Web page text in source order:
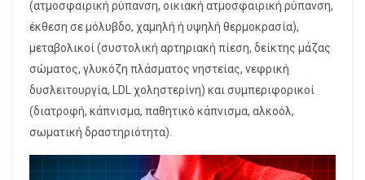
(ατμοσφαιρική ρύπανση, οικιακή ατμοσφαιρική ρύπανση,
έκθεση σε μόλυβδο, χαμηλή ή υψηλή θερμοκρασία),
μεταβολικοί (συστολική αρτηριακή πίεση, δείκτης μάζας
σώματος, γλυκόζη πλάσματος νηστείας, νεφρική
δυσλειτουργία, LDL χοληστερίνη) και συμπεριφορικοί
(διατροφή, κάπνισμα, παθητικό κάπνισμα, αλκοόλ,
σωματική δραστηριότητα).